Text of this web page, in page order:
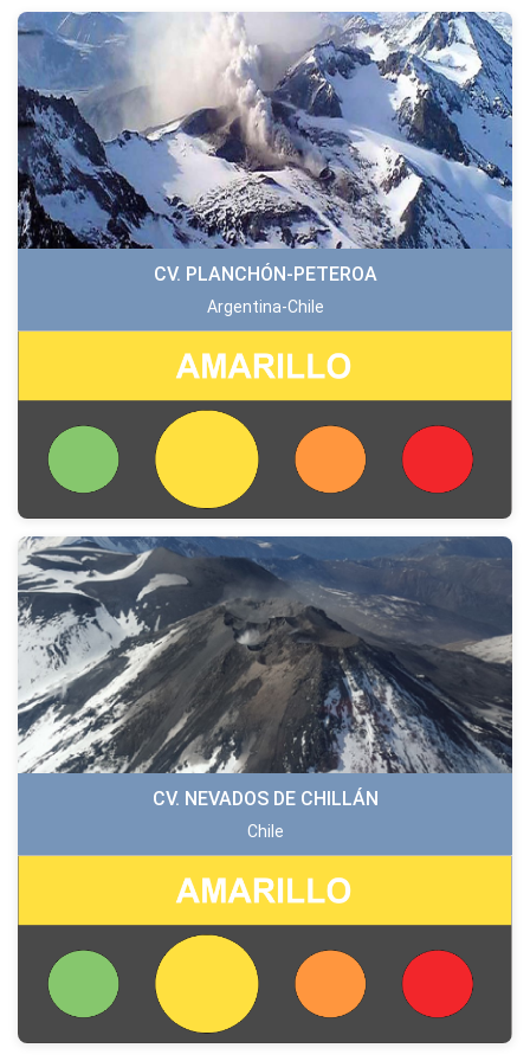
CV. PLANCHÓN-PETEROA
Argentina-Chile
CV. NEVADOS DE CHILLÁN
Chile